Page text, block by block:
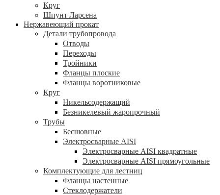
Круг
Шпунт Ларсена
Нержавеющий прокат
Детали трубопровода
Отводы
Переходы
Тройники
Фланцы плоские
Фланцы воротниковые
Круг
Никельсодержащий
Безникелевый жаропрочный
Трубы
Бесшовные
Электросварные AISI
Электросварные AISI квадратные
Электросварные AISI прямоугольные
Комплектующие для лестниц
Фланцы настенные
Стеклодержатели